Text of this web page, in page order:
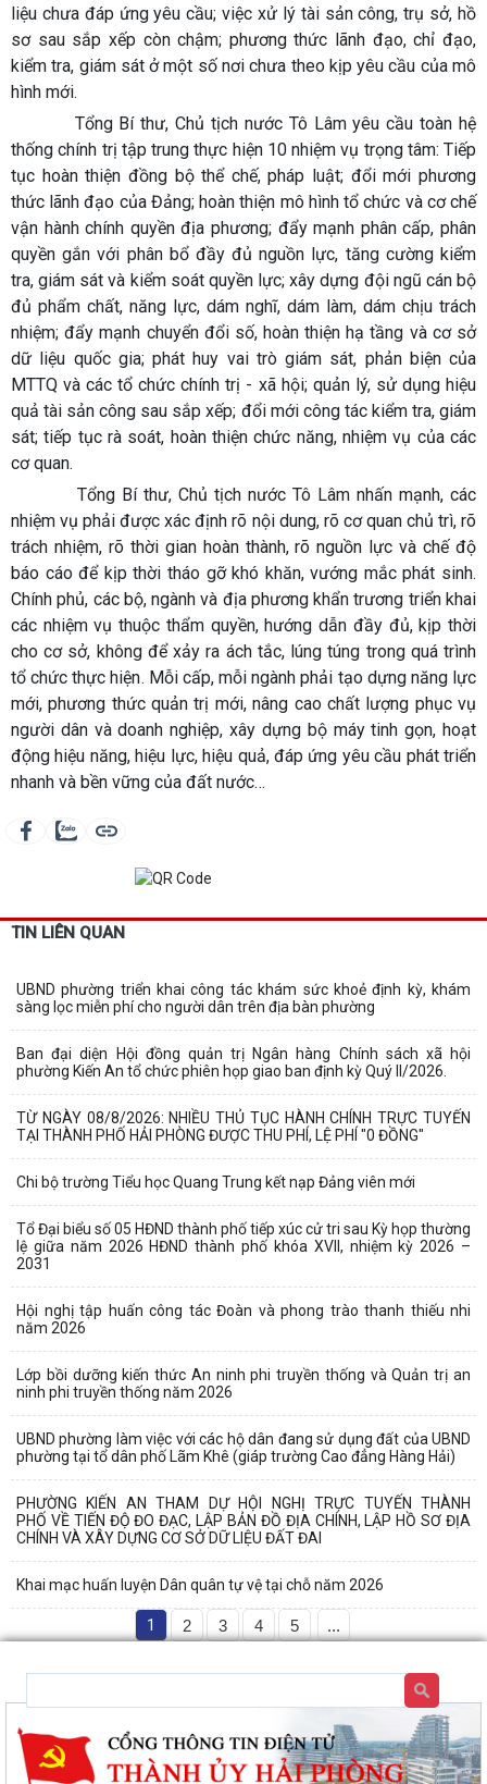
liệu chưa đáp ứng yêu cầu; việc xử lý tài sản công, trụ sở, hồ
sơ sau sắp xếp còn chậm; phương thức lãnh đạo, chỉ đạo,
kiểm tra, giám sát ở một số nơi chưa theo kịp yêu cầu của mô
hình mới.
Tổng Bí thư, Chủ tịch nước Tô Lâm yêu cầu toàn hệ
thống chính trị tập trung thực hiện 10 nhiệm vụ trọng tâm: Tiếp
tục hoàn thiện đồng bộ thể chế, pháp luật; đổi mới phương
thức lãnh đạo của Đảng; hoàn thiện mô hình tổ chức và cơ chế
vận hành chính quyền địa phương; đẩy mạnh phân cấp, phân
quyền gắn với phân bổ đầy đủ nguồn lực, tăng cường kiểm
tra, giám sát và kiểm soát quyền lực; xây dựng đội ngũ cán bộ
đủ phẩm chất, năng lực, dám nghĩ, dám làm, dám chịu trách
nhiệm; đẩy mạnh chuyển đổi số, hoàn thiện hạ tầng và cơ sở
dữ liệu quốc gia; phát huy vai trò giám sát, phản biện của
MTTQ và các tổ chức chính trị - xã hội; quản lý, sử dụng hiệu
quả tài sản công sau sắp xếp; đổi mới công tác kiểm tra, giám
sát; tiếp tục rà soát, hoàn thiện chức năng, nhiệm vụ của các
cơ quan.
Tổng Bí thư, Chủ tịch nước Tô Lâm nhấn mạnh, các
nhiệm vụ phải được xác định rõ nội dung, rõ cơ quan chủ trì, rõ
trách nhiệm, rõ thời gian hoàn thành, rõ nguồn lực và chế độ
báo cáo để kịp thời tháo gỡ khó khăn, vướng mắc phát sinh.
Chính phủ, các bộ, ngành và địa phương khẩn trương triển khai
các nhiệm vụ thuộc thẩm quyền, hướng dẫn đầy đủ, kịp thời
cho cơ sở, không để xảy ra ách tắc, lúng túng trong quá trình
tổ chức thực hiện. Mỗi cấp, mỗi ngành phải tạo dựng năng lực
mới, phương thức quản trị mới, nâng cao chất lượng phục vụ
người dân và doanh nghiệp, xây dựng bộ máy tinh gọn, hoạt
động hiệu năng, hiệu lực, hiệu quả, đáp ứng yêu cầu phát triển
nhanh và bền vững của đất nước…
TIN LIÊN QUAN
UBND phường triển khai công tác khám sức khoẻ định kỳ, khám
sàng lọc miễn phí cho người dân trên địa bàn phường
Ban đại diện Hội đồng quản trị Ngân hàng Chính sách xã hội
phường Kiến An tổ chức phiên họp giao ban định kỳ Quý II/2026.
TỪ NGÀY 08/8/2026: NHIỀU THỦ TỤC HÀNH CHÍNH TRỰC TUYẾN
TẠI THÀNH PHỐ HẢI PHÒNG ĐƯỢC THU PHÍ, LỆ PHÍ "0 ĐỒNG"
Chi bộ trường Tiểu học Quang Trung kết nạp Đảng viên mới
Tổ Đại biểu số 05 HĐND thành phố tiếp xúc cử tri sau Kỳ họp thường
lệ giữa năm 2026 HĐND thành phố khóa XVII, nhiệm kỳ 2026 –
2031
Hội nghị tập huấn công tác Đoàn và phong trào thanh thiếu nhi
năm 2026
Lớp bồi dưỡng kiến thức An ninh phi truyền thống và Quản trị an
ninh phi truyền thống năm 2026
UBND phường làm việc với các hộ dân đang sử dụng đất của UBND
phường tại tổ dân phố Lãm Khê (giáp trường Cao đẳng Hàng Hải)
PHƯỜNG KIẾN AN THAM DỰ HỘI NGHỊ TRỰC TUYẾN THÀNH
PHỐ VỀ TIẾN ĐỘ ĐO ĐẠC, LẬP BẢN ĐỒ ĐỊA CHÍNH, LẬP HỒ SƠ ĐỊA
CHÍNH VÀ XÂY DỰNG CƠ SỞ DỮ LIỆU ĐẤT ĐAI
Khai mạc huấn luyện Dân quân tự vệ tại chỗ năm 2026
1 2 3 4 5 ...